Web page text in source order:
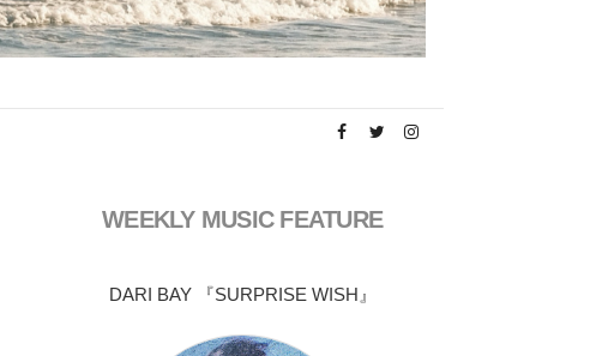
WEEKLY MUSIC FEATURE
DARI BAY 『SURPRISE WISH』